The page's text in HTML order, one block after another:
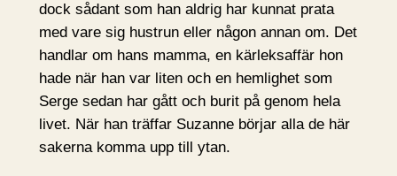
dock sådant som han aldrig har kunnat prata
med vare sig hustrun eller någon annan om. Det
handlar om hans mamma, en kärleksaffär hon
hade när han var liten och en hemlighet som
Serge sedan har gått och burit på genom hela
livet. När han träffar Suzanne börjar alla de här
sakerna komma upp till ytan.